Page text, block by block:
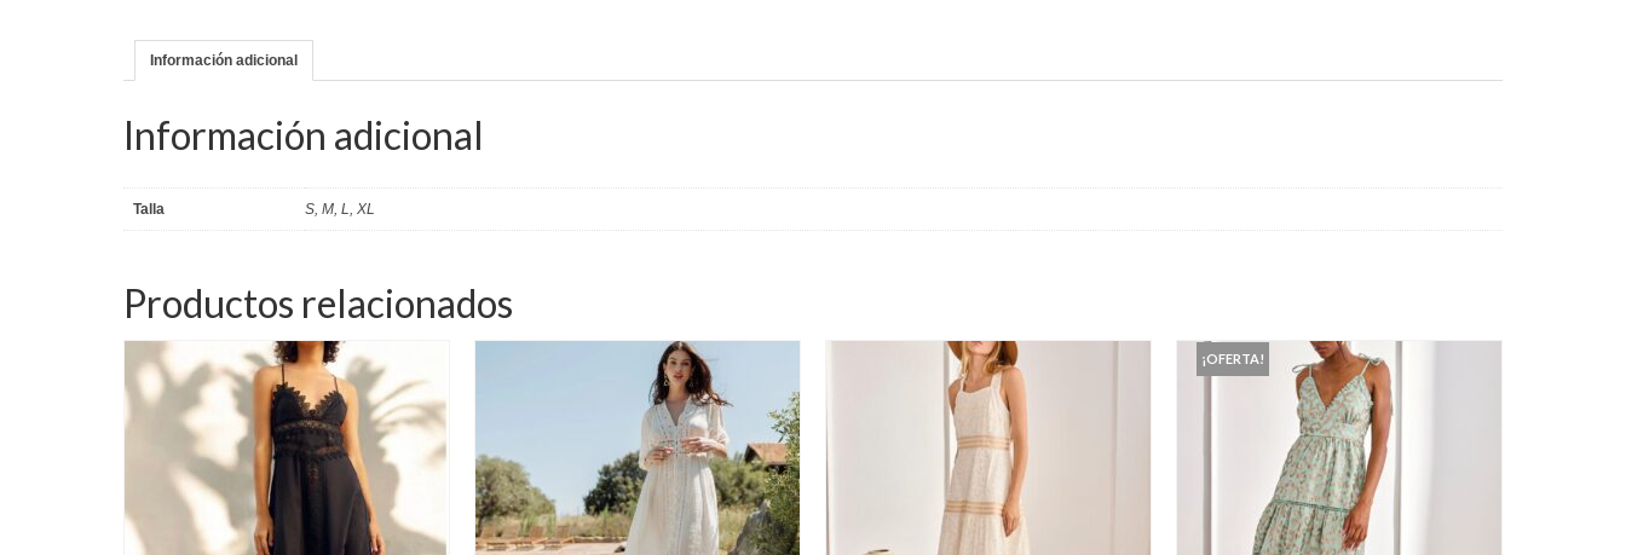
Información adicional
Información adicional
Talla S, M, L, XL
Productos relacionados
¡OFERTA!